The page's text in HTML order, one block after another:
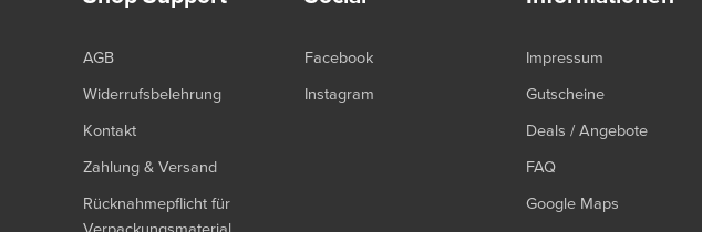
AGB
Widerrufsbelehrung
Kontakt
Zahlung & Versand
Rücknahmepflicht für
Facebook
Instagram
Impressum
Gutscheine
Deals / Angebote
FAQ
Google Maps